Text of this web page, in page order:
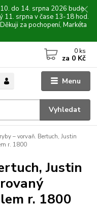
do 14. srpna 2026 bude
11. srpna v čase 13-18 hod.
za pochopení, Markéta
Menu
Vyhledat
0 ks
za 0 Kč
– vorvaň. Bertuch, Justin
r. 1800
Justin
r. 1800